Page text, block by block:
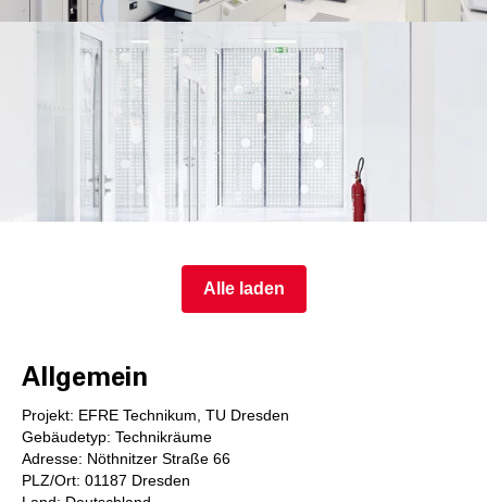
Alle laden
Allgemein
Projekt: EFRE Technikum, TU Dresden
Gebäudetyp: Technikräume
Adresse: Nöthnitzer Straße 66
PLZ/Ort: 01187 Dresden